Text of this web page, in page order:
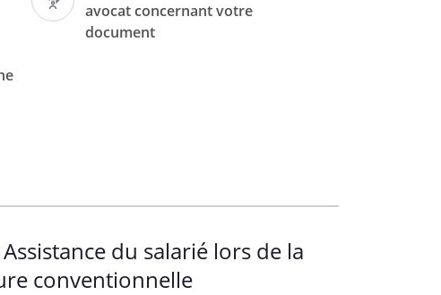
avocat concernant votre
document
au cours des entretiens relatifs à la rupture
de travail.
du salarié lors de la
conventionnelle